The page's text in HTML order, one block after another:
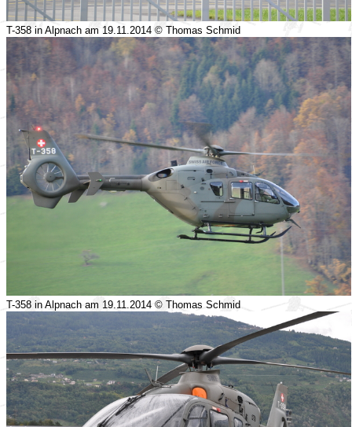
T-358 in Alpnach am 19.11.2014 © Thomas Schmid
T-358 in Alpnach am 19.11.2014 © Thomas Schmid